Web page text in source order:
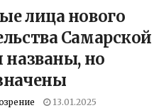
лица нового
Самарской
названы, но
13.01.2025